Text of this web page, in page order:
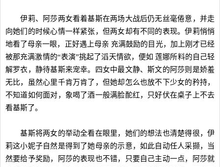
伊莉、阿莎两女看着基斯在两场大战后仍无丝毫倦意，并走
向她们的时候心情一样紧张，但两女却有不同的表现。伊莉悄悄
地看了母亲一眼，正好遇上母亲 充满鼓励的目光，加上刚才已经
被那充满激情的“表演”挑起了滔天情欲，便如 莲娜所料的自己轻
解罗衣，静待基斯来宠幸。四女中最文静、斯文的阿莎则是娇羞
无比，虽然心里千肯万肯了，但她却怎么也放不下少女的矜持，
不知道如何面对，象喝了酒一般满脸酡红，只好伏在桌子上不去
看基斯了。
基斯将两女的举动全看在眼里，她们的想法也清楚得很，伊
莉这小妮子自然是得到了她母亲的示意，如此自动任人采撷，当
然要给予奖励，阿莎的表现也不错，只要自己主动一点，阿莎就